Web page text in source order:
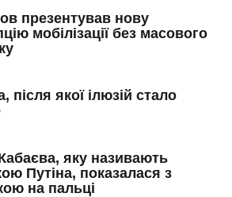
презентував нову
мобілізації без масового
після якої ілюзій стало
яку називають
Путіна, показалася з
на пальці